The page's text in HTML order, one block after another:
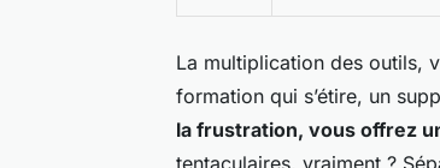
La multiplication des outils,
formation qui s’étire, un
la frustration, vous offrez